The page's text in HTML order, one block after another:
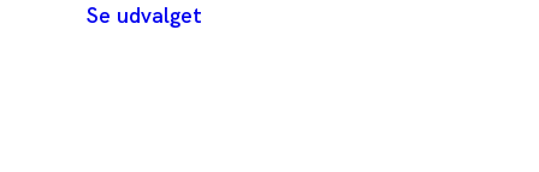
Se udvalget